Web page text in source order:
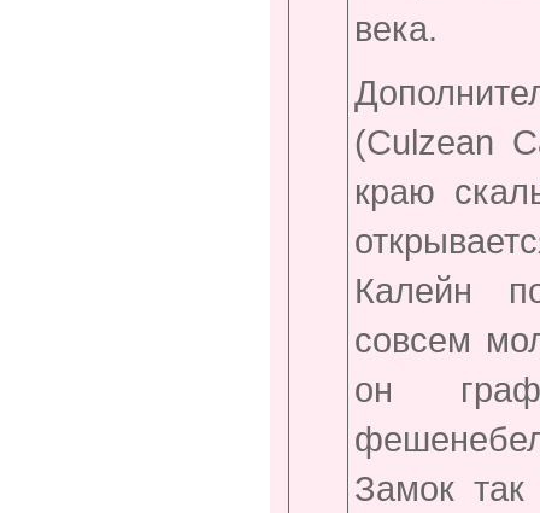
века.
(Culzean
краю
Калейн
совсем
он
Замок так